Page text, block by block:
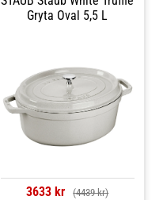
Gryta Oval 5,5 L
3633 kr (4439 kr)